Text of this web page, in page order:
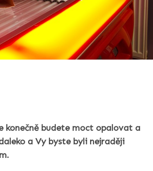
konečně budete moct opalovat a
a Vy byste byli nejraději